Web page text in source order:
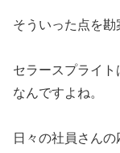
そういった点を勘
セラースプライ
なんですよね。
日々の社員さんの